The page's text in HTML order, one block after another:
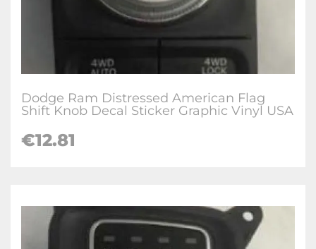
Dodge Ram Distressed American Flag
Shift Knob Decal Sticker Graphic Vinyl USA
€12.81